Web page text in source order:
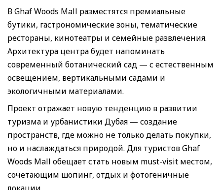
В Ghaf Woods Mall разместятся премиальные
бутики, гастрономические зоны, тематические
рестораны, кинотеатры и семейные развлечения.
Архитектура центра будет напоминать
современный ботанический сад — с естественным
освещением, вертикальными садами и
экологичными материалами.
Проект отражает новую тенденцию в развитии
туризма и урбанистики Дубая — создание
пространств, где можно не только делать покупки,
но и наслаждаться природой. Для туристов Ghaf
Woods Mall обещает стать новым must-visit местом,
сочетающим шопинг, отдых и фотогеничные
локации.